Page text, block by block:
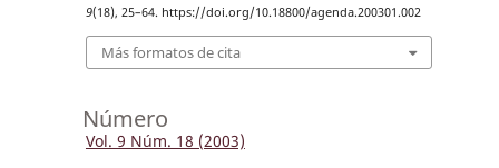
9(18), 25–64. https://doi.org/10.18800/agenda.200301.002
Más formatos de cita
Número
Vol. 9 Núm. 18 (2003)